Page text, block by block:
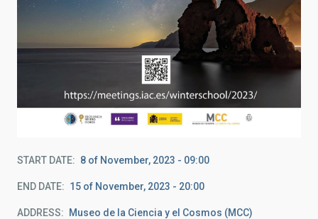
START DATE 8 of November, 2023 - 09:00
END DATE 15 of November, 2023 - 20:00
ADDRESS
Museo de la Ciencia y el Cosmos (MCC)